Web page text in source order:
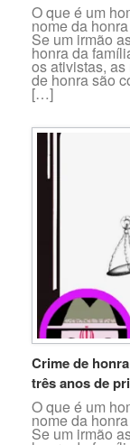
O que é um
nome da
Se um irmão
honra da
os ativistas,
de honra são
[…]
Crime de
três anos de
O que é um
nome da
Se um irmão